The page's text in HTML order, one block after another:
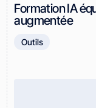
Formation IA
augmentée
Outils